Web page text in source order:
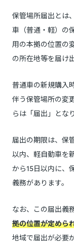
保管場所届出とは
車（普通・軽）の
用の本拠の位置の
の所在地等を届け
普通車の新規購入
伴う保管場所の変
らは「届出」とな
届出の期限は、保
以内、軽自動車を
から15日以内に、
義務があります。
なお、この届出義
拠の位置が定めら
地域で届出が必要